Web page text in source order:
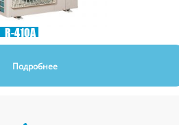
R-410A
Подробнее